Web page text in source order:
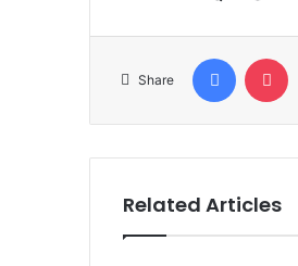
Share
Facebook
Related Articles